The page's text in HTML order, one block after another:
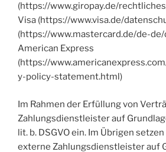
(https://www.giropay.de/
Visa (https://www.visa.de/
(https://www.mastercard.de/de-
American Express
(https://
y-policy-statement.html)
Im Rahmen der Erfüllung von
Zahlungsdienstleister auf
lit. b. DSGVO ein. Im Übrigen
externe Zahlungsdienstleister auf